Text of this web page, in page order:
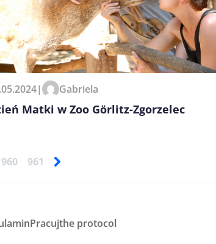
| Gabriela
Matki w Zoo Görlitz-Zgorzelec
960 961
Pracujthe protocol